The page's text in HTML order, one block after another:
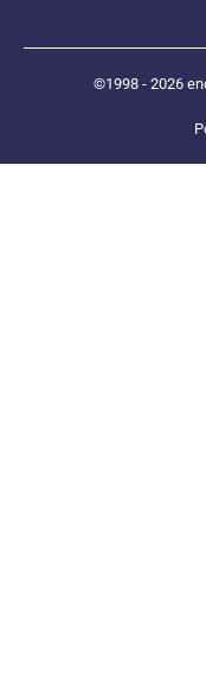
©1998 - 2026